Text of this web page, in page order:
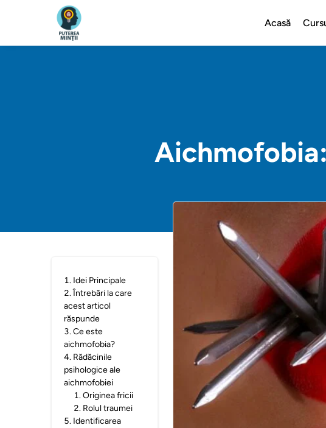
Acasă
1. Idei Principale
2.Întrebări la care
acest articol
răspunde
3.Ce este
aichmofobia?
4. Rădăcinile
psihologice ale
aichmofobiei
1.Originea fricii
2. Rolul traumei
5. Identificarea